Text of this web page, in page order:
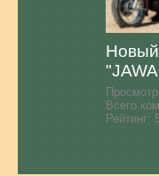
Всего
Рейтинг: